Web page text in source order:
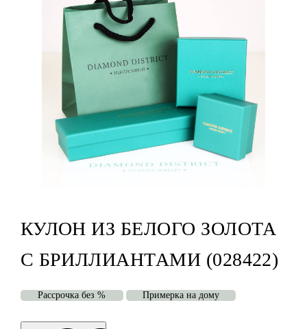
КУЛОН ИЗ БЕЛОГО ЗОЛОТА
С БРИЛЛИАНТАМИ (028422)
Рассрочка без % Примерка на дому